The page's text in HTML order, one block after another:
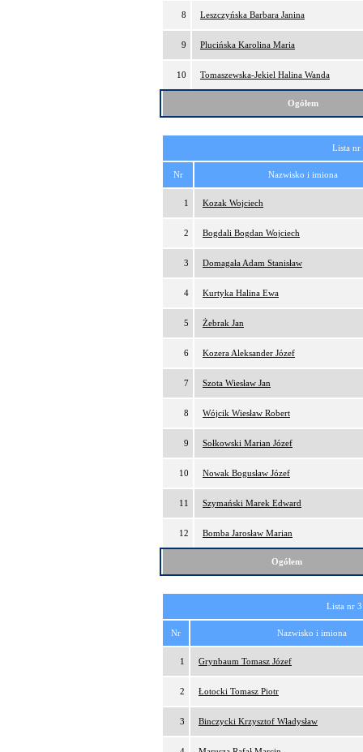
8 Leszczyńska Barbara Janina
9 Plucińska Karolina Maria
10 Tomaszewska-Jekiel Halina Wanda
Ogółem
Lista
Nr Nazwisko i imiona
1 Kozak Wojciech
2 Bogdali Bogdan Wojciech
3 Domagała Adam Stanisław
4 Kurtyka Halina Ewa
5 Żebrak Jan
6 Kozera Aleksander Józef
7 Szota Wiesław Jan
8 Wójcik Wiesław Robert
9 Sołkowski Marian Józef
10 Nowak Bogusław Józef
11 Szymański Marek Edward
12 Bomba Jarosław Marian
Ogółem
Lista nr
Nr Nazwisko i imiona
1 Grynbaum Tomasz Józef
2 Łotocki Tomasz Piotr
3 Binczycki Krzysztof Władysław